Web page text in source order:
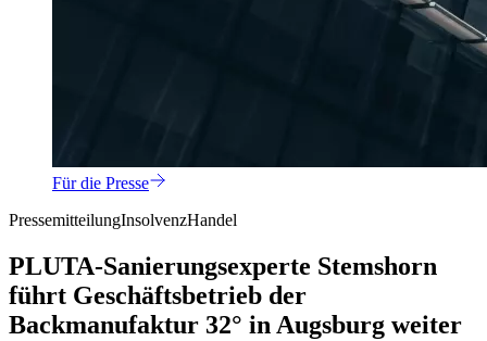
Für die Presse
PressemitteilungInsolvenzHandel
PLUTA-Sanierungsexperte Stemshorn
führt Geschäftsbetrieb der
Backmanufaktur 32° in Augsburg weiter